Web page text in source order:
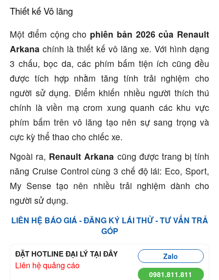
Thiết kế Vô lăng
Một điểm cộng cho phiên bản 2026 của Renault
Arkana chính là thiết kế vô lăng xe. Với hình dạng
3 chấu, bọc da, các phím bấm tiện ích cũng đều
được tích hợp nhằm tăng tính trải nghiệm cho
người sử dụng. Điểm khiến nhiều người thích thú
chính là viền mạ crom xung quanh các khu vực
phím bấm trên vô lăng tạo nên sự sang trọng và
cực kỳ thể thao cho chiếc xe.
Ngoài ra, Renault Arkana cũng được trang bị tính
năng Cruise Control cùng 3 chế độ lái: Eco, Sport,
My Sense tạo nên nhiều trải nghiệm dành cho
người sử dụng.
LIÊN HỆ BÁO GIÁ - ĐĂNG KÝ LÁI THỬ - TƯ VẤN TRẢ
GÓP
ĐẶT HOTLINE ĐẠI LÝ TẠI ĐÂY
Liên hệ quảng cáo
Zalo
0981.811.811